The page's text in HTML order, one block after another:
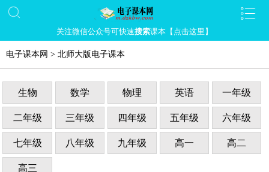
关注微信公众号可快速搜索课本【点击这里】
电子课本网 > 北师大版电子课本
生物 数学 物理 英语 一年级
二年级 三年级 四年级 五年级 六年级
七年级 八年级 九年级 高一 高二
高三